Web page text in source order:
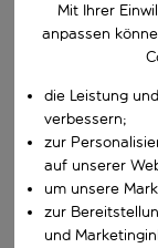
Beginne mit der
W&auml;hle ein
Wähle
Wann
Wer
Mit Ihrer
anpassen
die Leistung
verbessern;
zur
auf unserer
um unsere
zur
und